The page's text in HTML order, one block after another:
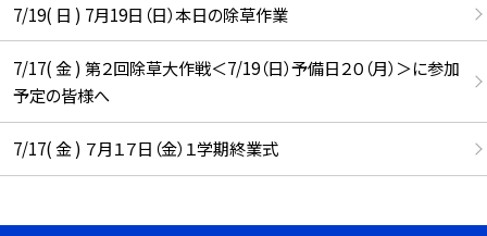
7/19( 日 ) 7月19日（日）本日の除草作業
7/17( 金 ) 第２回除草大作戦＜7/19（日）予備日２０（月）＞に参加
予定の皆様へ
7/17( 金 ) ７月１７日（金）１学期終業式